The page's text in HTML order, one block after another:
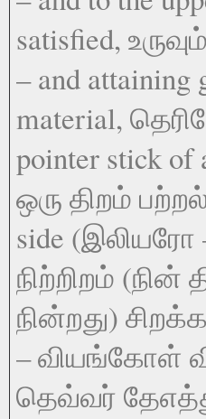
satisfied,
– and attaining
material,
pointer stick
ஒரு திறம்
side (இலியரோ
நிற்றிறம் (நின்
நின்றது)
– வியங்கோள்
தெவ்வர்